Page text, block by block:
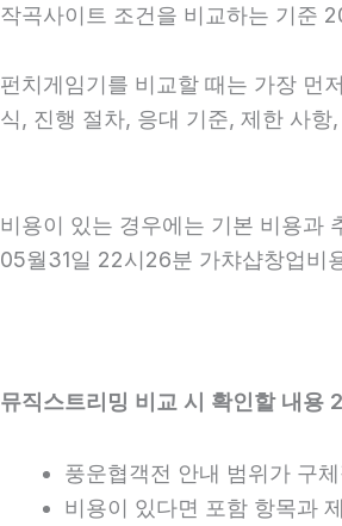
작곡사이트 조건을 비교하는 기준
펀치게임기를 비교할 때는 가장 먼
식, 진행 절차, 응대 기준, 제한 사
비용이 있는 경우에는 기본 비용과
05월31일 22시26분 가챠샵창업비
뮤직스트리밍 비교 시 확인할 내
풍운협객전 안내 범위가 구
비용이 있다면 포함 항목과